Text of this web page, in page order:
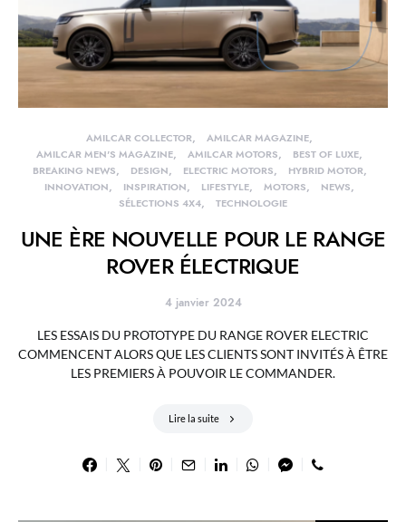
AMILCAR COLLECTOR
AMILCAR MAGAZINE
AMILCAR MEN'S MAGAZINE
AMILCAR MOTORS
BEST OF LUXE
BREAKING NEWS
DESIGN ELECTRIC MOTORS
HYBRID MOTOR
INNOVATION
INSPIRATION LIFESTYLE MOTORS
NEWS
SÉLECTIONS 4X4
TECHNOLOGIE
UNE ÈRE NOUVELLE POUR LE RANGE
ROVER ÉLECTRIQUE
4 janvier 2024
LES ESSAIS DU PROTOTYPE DU RANGE ROVER ELECTRIC
COMMENCENT ALORS QUE LES CLIENTS SONT INVITÉS À ÊTRE
LES PREMIERS À POUVOIR LE COMMANDER.
Lire la suite